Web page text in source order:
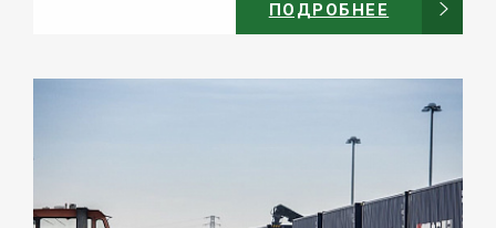
ПОДРОБНЕЕ